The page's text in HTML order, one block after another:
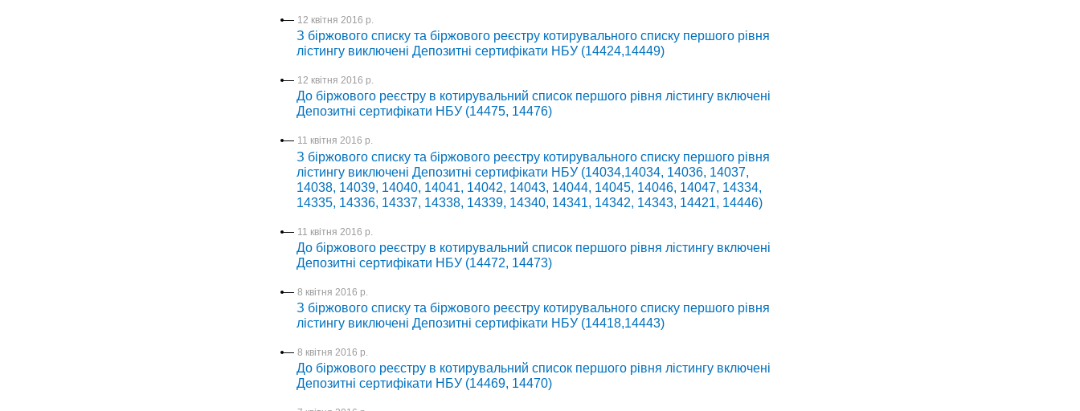
12 квітня 2016 р.
З біржового списку та біржового реєстру котирувального списку першого рівня
лістингу виключені Депозитні сертифікати НБУ (14424,14449)
12 квітня 2016 р.
До біржового реєстру в котирувальний список першого рівня лістингу включені
Депозитні сертифікати НБУ (14475, 14476)
11 квітня 2016 р.
З біржового списку та біржового реєстру котирувального списку першого рівня
лістингу виключені Депозитні сертифікати НБУ (14034,14034, 14036, 14037,
14038, 14039, 14040, 14041, 14042, 14043, 14044, 14045, 14046, 14047, 14334,
14335, 14336, 14337, 14338, 14339, 14340, 14341, 14342, 14343, 14421, 14446)
11 квітня 2016 р.
До біржового реєстру в котирувальний список першого рівня лістингу включені
Депозитні сертифікати НБУ (14472, 14473)
8 квітня 2016 р.
З біржового списку та біржового реєстру котирувального списку першого рівня
лістингу виключені Депозитні сертифікати НБУ (14418,14443)
8 квітня 2016 р.
До біржового реєстру в котирувальний список першого рівня лістингу включені
Депозитні сертифікати НБУ (14469, 14470)